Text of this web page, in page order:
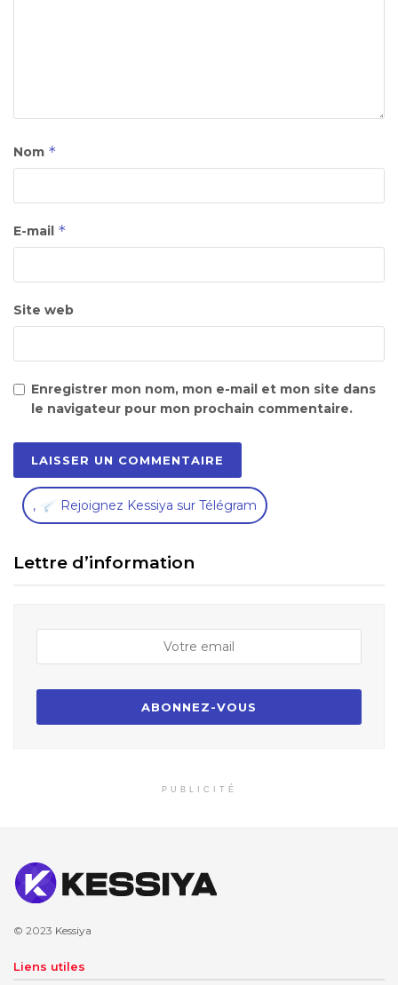
Nom *
E-mail *
Site web
Enregistrer mon nom, mon e-mail et mon site dans
le navigateur pour mon prochain commentaire.
, Rejoignez Kessiya sur Télégram
Lettre d’information
PUBLICITÉ
© 2023 Kessiya
Liens utiles